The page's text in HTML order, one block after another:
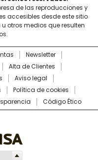
de las reproducciones y
accesibles desde este sitio
otros medios que resulten
Newsletter
Alta de Clientes
Aviso legal
Política de cookies
Código Ético